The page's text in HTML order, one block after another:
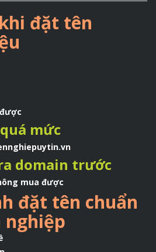
đặt tên
mức
domain trước
mua được
đặt tên chuẩn
nghiệp